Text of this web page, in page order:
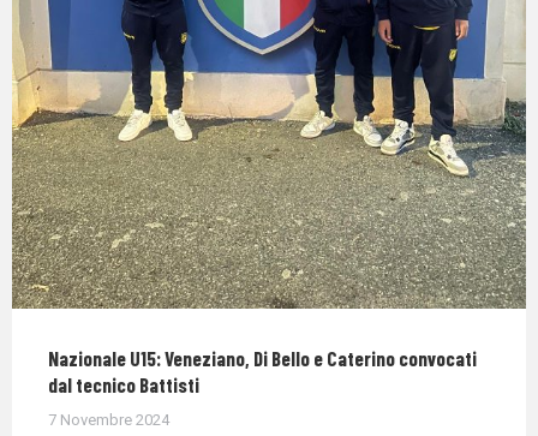
Nazionale U15: Veneziano, Di Bello e Caterino convocati
dal tecnico Battisti
7 Novembre 2024